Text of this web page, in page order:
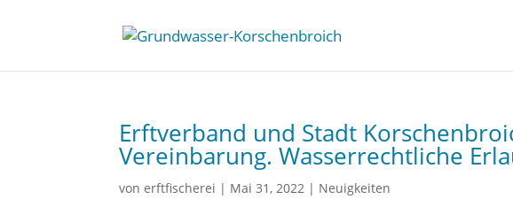
Erftverband und Stadt
Vereinbarung. Wasserrechtliche
vonerftfischerei | Mai 31, 2022 | Neuigkeiten